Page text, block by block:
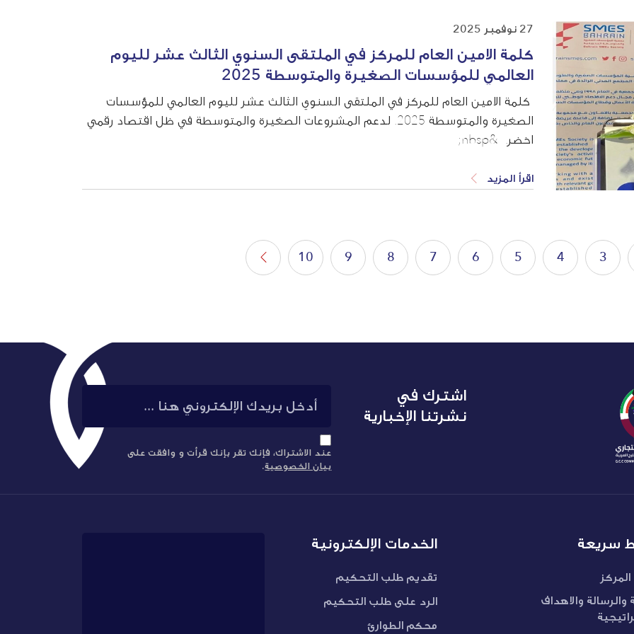
27 نوفمبر 2025
كلمة الامين العام للمركز في الملتقى السنوي الثالث عشر لليوم
العالمي للمؤسسات الصغيرة والمتوسطة 2025
كلمة الامين العام للمركز في الملتقى السنوي الثالث عشر لليوم العالمي للمؤسسات
الصغيرة والمتوسطة 2025. لدعم المشروعات الصغيرة والمتوسطة في ظل اقتصاد رقمي
اخضر. &nbsp;
اقرأ المزيد
3
4
5
6
7
8
9
10
اشترك في
نشرتنا الإخبارية
عند الاشتراك، فإنك تقر بإنك قرأت و وافقت على
بيان الخصوصية.
سريعة
والرسالة والاهداف
الخدمات الإلكترونية
تقديم طلب التحكيم
الرد على طلب التحكيم
محكم الطوارئ